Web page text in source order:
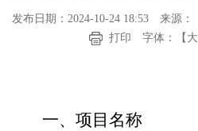
发布日期：2024-10-24 18:53
来源：
打印
字体：【 大
一、项目名称